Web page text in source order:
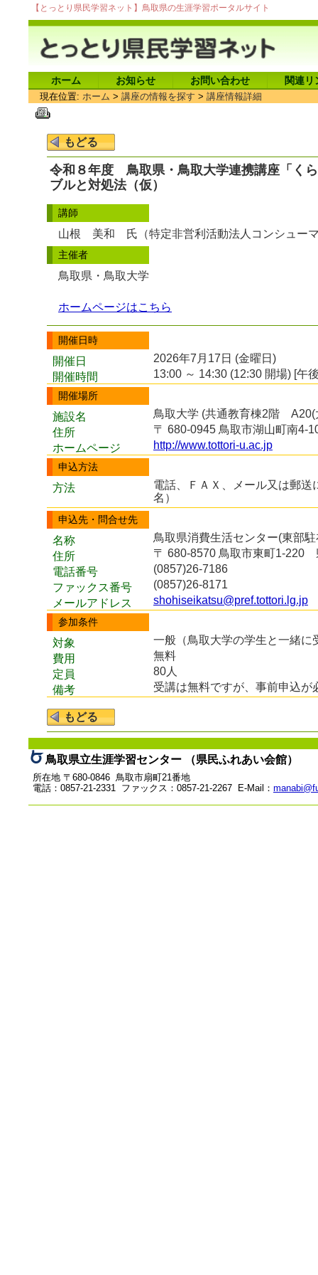
【とっとり県民学習ネット】鳥取県の生涯学習ポータルサイト
ホーム お知らせ お問い合わせ 関連リ
現在位置: ホーム > 講座の情報を探す > 講座情報詳細
令和８年度 鳥取県・鳥取大学連携講座「く
ブルと対処法（仮）
講師
山根 美和 氏（特定非営利活動法人コンシュー
主催者
鳥取県・鳥取大学
ホームページはこちら
開催日時
開催日
2026年7月17日 (金曜日)
開催時間
13:00 ～ 14:30 (12:30 開場) [午
開催場所
施設名
鳥取大学 (共通教育棟2階 A20(
住所
〒 680-0945 鳥取市湖山町南4-
ホームページ
http://www.tottori-u.ac.jp
申込方法
方法
電話、ＦＡＸ、メール又は郵
名）
申込先・問合せ先
名称
鳥取県消費生活センター(東部駐
住所
〒 680-8570 鳥取市東町1-220
電話番号
(0857)26-7186
ファックス番号
(0857)26-8171
メールアドレス
shohiseikatsu@pref.tottori.lg.jp
参加条件
対象
一般（鳥取大学の学生と一緒に
費用
無料
定員
80人
備考
受講は無料ですが、事前申込が
鳥取県立生涯学習センター （県民ふれあい会館）
所在地 〒680-0846 鳥取市扇町21番地
電話：0857-21-2331 ファックス：0857-21-2267 E-Mail：